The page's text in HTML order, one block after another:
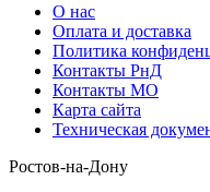
О нас
Оплата и доставка
Политика
Контакты РнД
Контакты МО
Карта сайта
Техническая
Ростов-на-Дону